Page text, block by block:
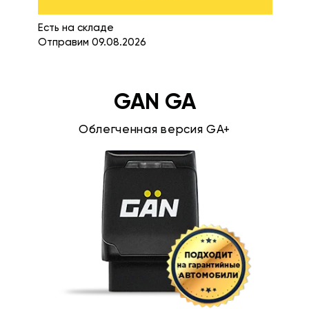
Есть на складе
Отправим 09.08.2026
GAN GA
Облегченная версия GA+